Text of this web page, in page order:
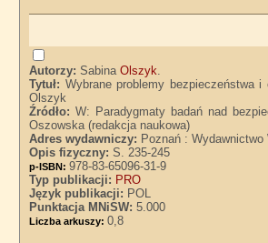
Autorzy:SabinaOlszyk.
Tytuł: Wybrane problemy bezpieczeństwa
Olszyk
Źródło:W: Paradygmaty badań nad
Oszowska (redakcja naukowa)
Adres wydawniczy: Poznań :
Opis fizyczny:S. 235-245
p-ISBN:978-83-65096-31-9
Typ publikacji: PRO
Język publikacji: POL
Punktacja MNiSW:5.000
Liczba arkuszy:0,8